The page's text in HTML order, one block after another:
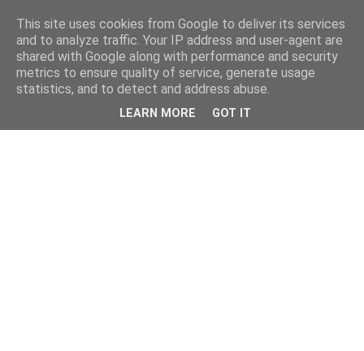
This site uses cookies from Google to deliver its services
and to analyze traffic. Your IP address and user-agent are
shared with Google along with performance and security
metrics to ensure quality of service, generate usage
statistics, and to detect and address abuse.
LEARN MORE GOT IT